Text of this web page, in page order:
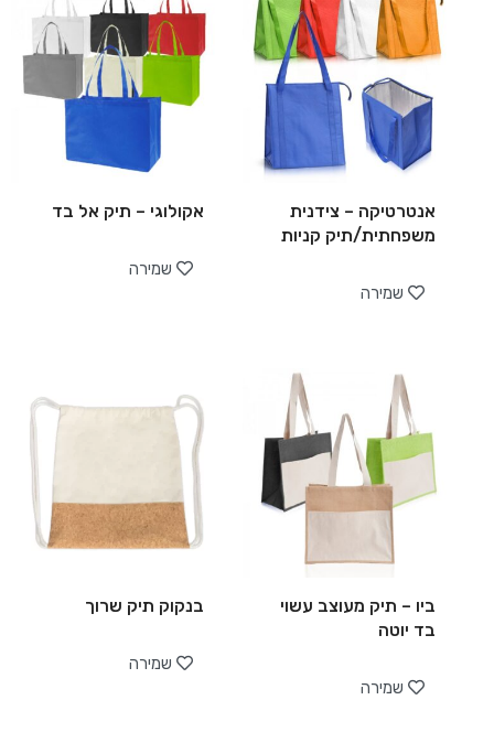
אנטרטיקה – צידנית
משפחתית/תיק קניות
שמירה
אקולוגי – תיק אל בד
שמירה
ביו – תיק מעוצב עשוי
בד יוטה
שמירה
בנקוק תיק שרוך
שמירה